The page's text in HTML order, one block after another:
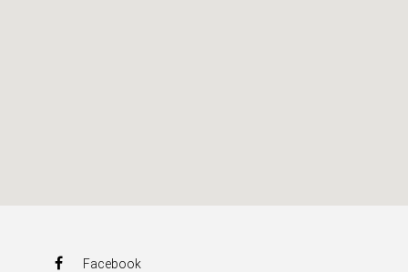
Facebook